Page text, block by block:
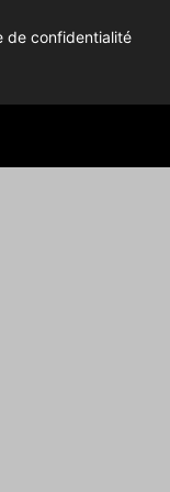
de confidentialité